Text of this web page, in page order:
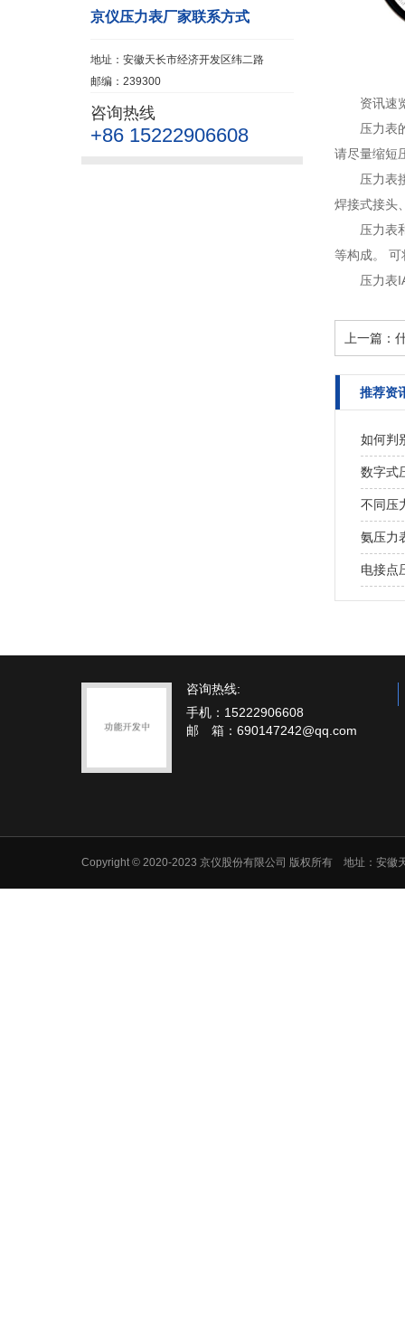
京仪压力表厂家联系方式
地址：安徽天长市经济开发区纬二路
邮编：239300
咨询热线
+86 15222906608
资讯速
压力表
请尽量缩短
压力表
焊接式接头
压力表
等构成。
压力表
上一篇：
推荐资
如何判
数字式
不同压
氨压力
电接点
咨询热线:
手机：15222906608
邮 箱：690147242@qq.com
Copyright © 2020-2023 京仪股份有限公司 版权所有 地址：安